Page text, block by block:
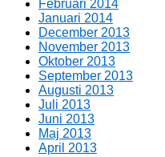
Februari 2014
Januari 2014
December 2013
November 2013
Oktober 2013
September 2013
Augusti 2013
Juli 2013
Juni 2013
Maj 2013
April 2013